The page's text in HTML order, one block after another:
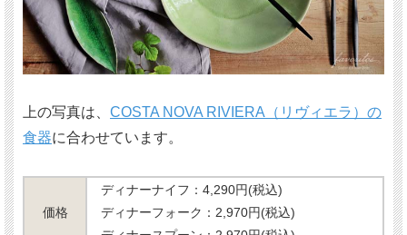
上の写真は、 COSTA NOVA RIVIERA（リヴィエラ）の
食器に合わせています。
価格
ディナーナイフ：4,290円(税込)
ディナーフォーク：2,970円(税込)